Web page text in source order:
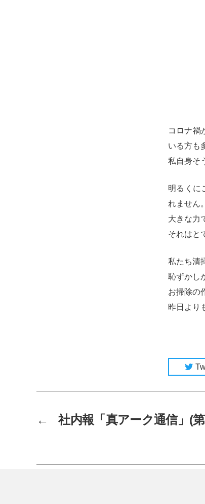
コロナ禍
いる方も
私自身そ
明るくに
れません。
大きな力
それはと
私たち清
恥ずかし
お掃除の
昨日より
← 社内報「真アーク通信」(